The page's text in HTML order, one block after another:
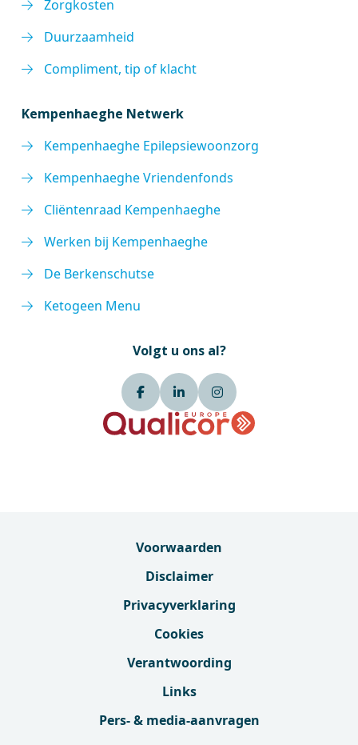
Zorgkosten
Duurzaamheid
Compliment, tip of klacht
Kempenhaeghe Netwerk
Kempenhaeghe Epilepsiewoonzorg
Kempenhaeghe Vriendenfonds
Cliëntenraad Kempenhaeghe
Werken bij Kempenhaeghe
De Berkenschutse
Ketogeen Menu
Volgt u ons al?
Voorwaarden
Disclaimer
Privacyverklaring
Cookies
Verantwoording
Links
Pers- & media-aanvragen